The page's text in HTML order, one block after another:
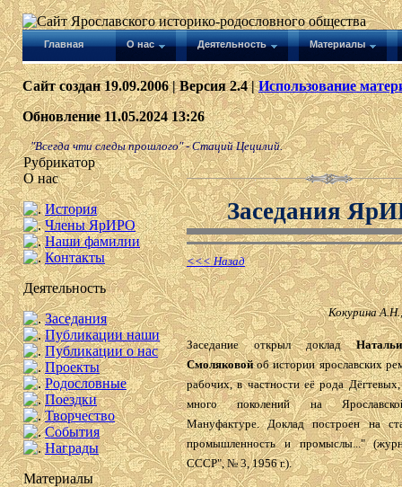
Главная О нас Деятельность Материалы
Сайт создан 19.09.2006 | Версия 2.4 |Использование
Обновление 11.05.2024 13:26
"Всегда чти следы прошлого" - Стаций Цецилий.
Рубрикатор
О нас
История
Члены ЯрИРО
Наши фамилии
Контакты
Деятельность
Заседания
Публикации наши
Публикации о нас
Проекты
Родословные
Поездки
Творчество
События
Награды
Материалы
Заседания
<<< Назад
Кокурина
Заседание открыл доклад
Смоляковойоб истории ярославских
рабочих, в частности её рода
много поколений на
Мануфактуре. Доклад построен на
промышленность и промыслы..."
СССР", № 3, 1956 г.).